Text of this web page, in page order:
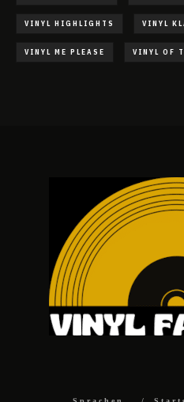
VINYL HIGHLIGHTS VINYL
VINYL ME PLEASE VINYL OF